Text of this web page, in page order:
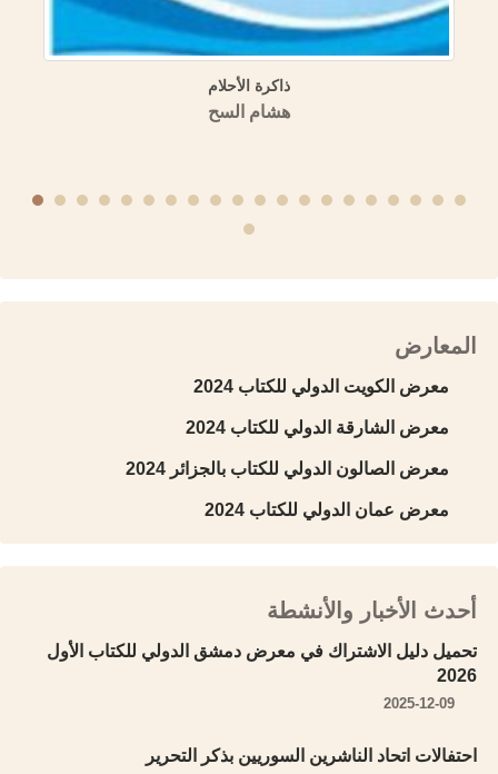
ذاكرة الأحلام
هشام السح
المعارض
معرض الكويت الدولي للكتاب 2024
معرض الشارقة الدولي للكتاب 2024
معرض الصالون الدولي للكتاب بالجزائر 2024
معرض عمان الدولي للكتاب 2024
أحدث الأخبار والأنشطة
تحميل دليل الاشتراك في معرض دمشق الدولي للكتاب الأول
2026
2025-12-09
احتفالات اتحاد الناشرين السوريين بذكر التحرير